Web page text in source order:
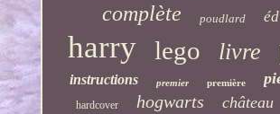
complète poudlard
harry lego livre
instructions premier première
hardcover hogwarts château